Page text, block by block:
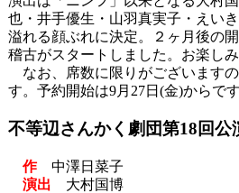
也・井手優生・山羽真実子・えい
溢れる顔ぶれに決定。２ヶ月後の
稽古がスタートしました。お楽しみ
なお、席数に限りがございます
す。予約開始は9月27日(金)からで
不等辺さんかく劇団第18回公
作中澤日菜子
演出 大村国博